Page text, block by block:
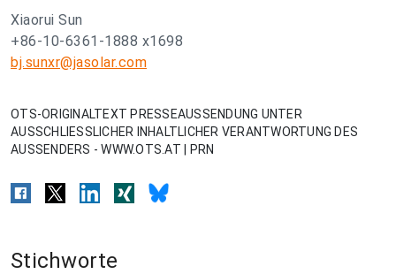
Xiaorui Sun
+86-10-6361-1888 x1698
bj.sunxr@jasolar.com
OTS-ORIGINALTEXT PRESSEAUSSENDUNG UNTER
AUSSCHLIESSLICHER INHALTLICHER VERANTWORTUNG DES
AUSSENDERS - WWW.OTS.AT | PRN
Stichworte